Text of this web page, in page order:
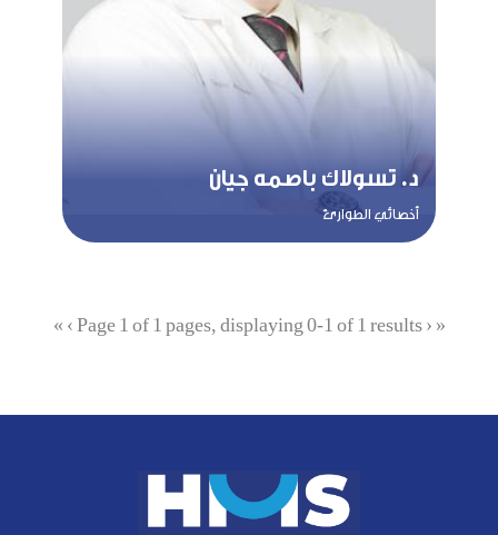
د. تسولاك باصمه جيان
أخصائي الطوارئ
«
‹
Page 1 of 1 pages, displaying 0-1 of 1 results
›
»